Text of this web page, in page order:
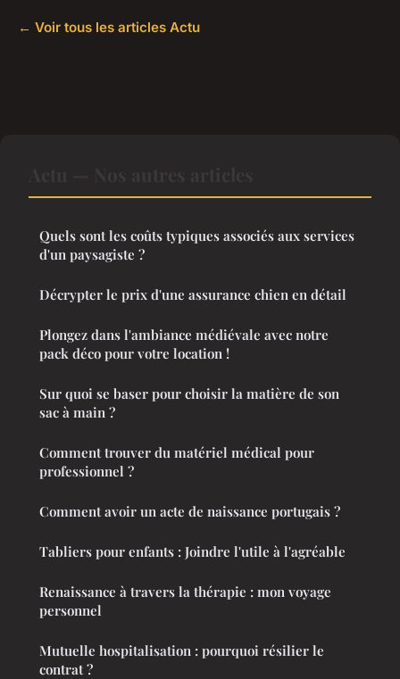
← Voir tous les articles Actu
Quels sont les coûts typiques associés aux services
d'un paysagiste ?
Décrypter le prix d'une assurance chien en détail
Plongez dans l'ambiance médiévale avec notre
pack déco pour votre location !
Sur quoi se baser pour choisir la matière de son
sac à main ?
Comment trouver du matériel médical pour
professionnel ?
Comment avoir un acte de naissance portugais ?
Tabliers pour enfants : Joindre l'utile à l'agréable
Renaissance à travers la thérapie : mon voyage
personnel
Mutuelle hospitalisation : pourquoi résilier le
contrat ?